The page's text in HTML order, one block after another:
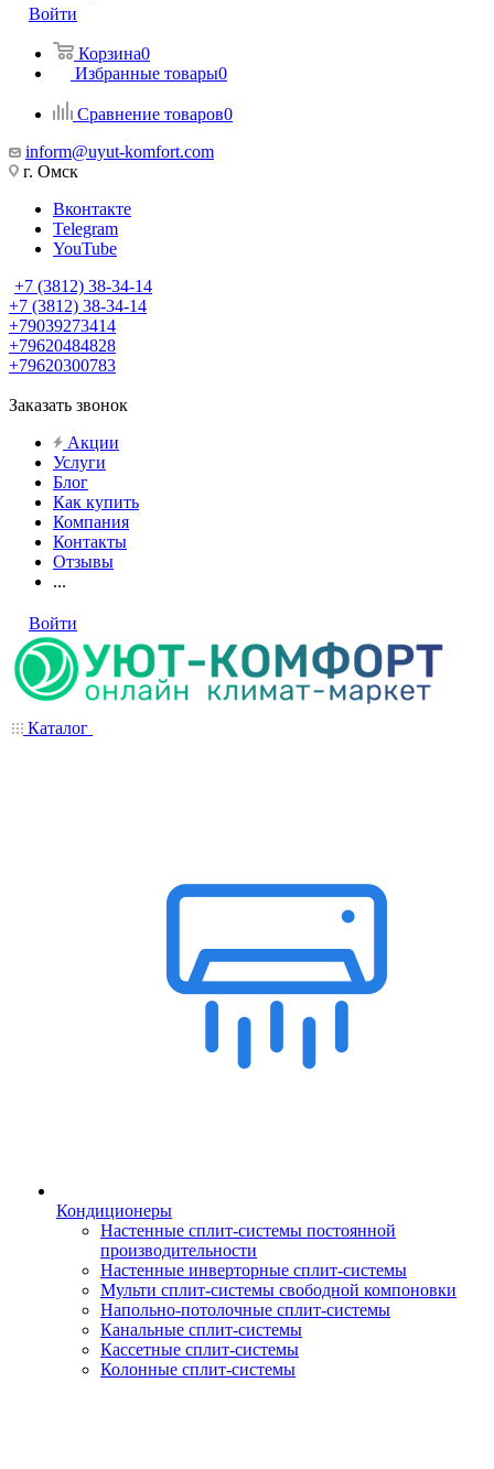
Войти
Корзина0
Избранные товары0
Сравнение товаров0
inform@uyut-komfort.com
г. Омск
Вконтакте
Telegram
YouTube
+7 (3812) 38-34-14
+7 (3812) 38-34-14
+79039273414
+79620484828
+79620300783
Заказать звонок
Акции
Услуги
Блог
Как купить
Компания
Контакты
Отзывы
...
Войти
Каталог
Кондиционеры
Настенные сплит-системы постоянной
производительности
Настенные инверторные сплит-системы
Мульти сплит-системы свободной компоновки
Напольно-потолочные сплит-системы
Канальные сплит-системы
Кассетные сплит-системы
Колонные сплит-системы